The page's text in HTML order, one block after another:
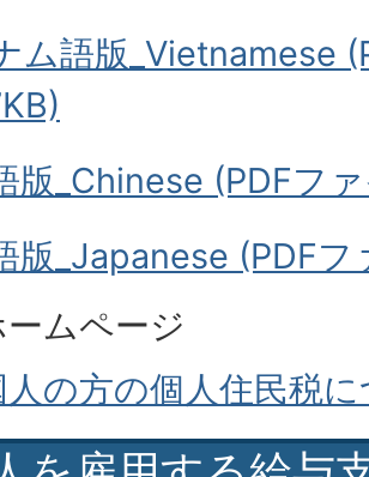
ム語版_Vietnamese
版_Chinese (PDFフ
版_Japanese (PDF
ムページ
人の方の個人住民税